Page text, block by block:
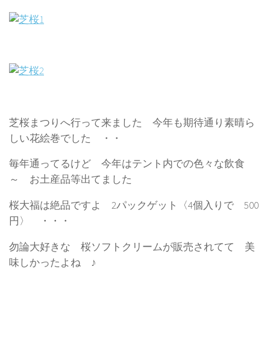
芝桜まつりへ行って来ました 今年も期待通り素晴ら
しい花絵巻でした ・・
毎年通ってるけど 今年はテント内での色々な飲食
～ お土産品等出てました
桜大福は絶品ですよ 2パックゲット〈4個入りで 500
円〉 ・・・
勿論大好きな 桜ソフトクリームが販売されてて 美
味しかったよね ♪